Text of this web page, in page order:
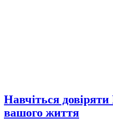
Навчіться
вашого життя